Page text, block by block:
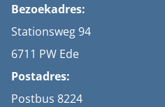
Bezoekadres:
Stationsweg 94
6711 PW Ede
Postadres:
Postbus 8224